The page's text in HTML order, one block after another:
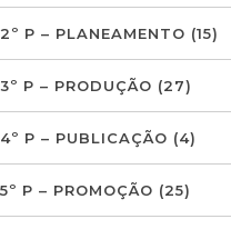
2º P – PLANEAMENTO (15)
3º P – PRODUÇÃO (27)
4º P – PUBLICAÇÃO (4)
5º P – PROMOÇÃO (25)